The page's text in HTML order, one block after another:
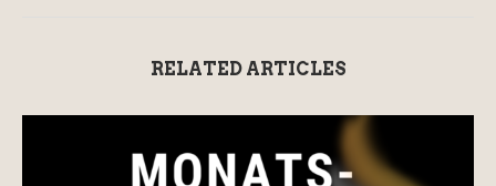
RELATED ARTICLES